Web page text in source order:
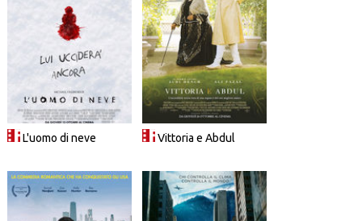
L'uomo di neve Vittoria e Abdul